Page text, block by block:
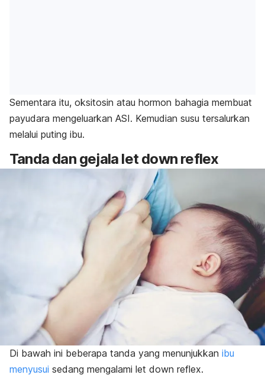
Sementara itu, oksitosin atau hormon bahagia membuat
payudara mengeluarkan ASI. Kemudian susu tersalurkan
melalui puting ibu.
Tanda dan gejala let down reflex
Di bawah ini beberapa tanda yang menunjukkan ibu
menyusui sedang mengalami let down reflex.